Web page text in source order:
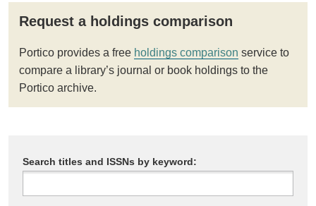
Request a holdings comparison
Portico provides a free holdings comparison service to
compare a library’s journal or book holdings to the
Portico archive.
Search titles and ISSNs by keyword: